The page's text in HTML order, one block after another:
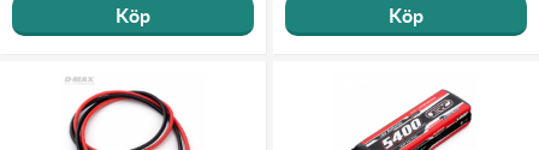
Köp Köp